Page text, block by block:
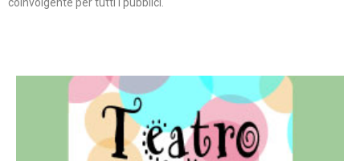
Continua